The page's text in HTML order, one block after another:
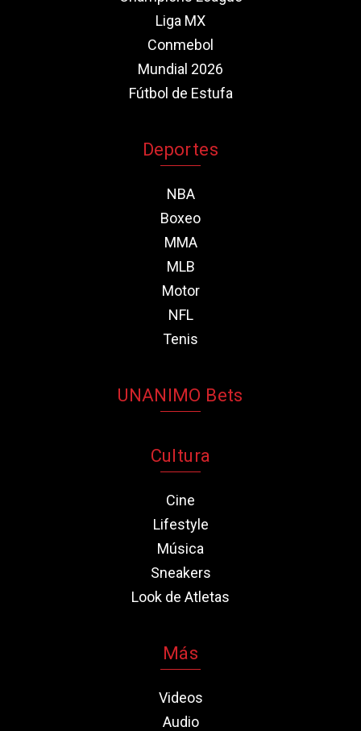
Liga MX
Conmebol
Mundial 2026
Fútbol de Estufa
Deportes
NBA
Boxeo
MMA
MLB
Motor
NFL
Tenis
UNANIMO Bets
Cultura
Cine
Lifestyle
Música
Sneakers
Look de Atletas
Más
Videos
Audio